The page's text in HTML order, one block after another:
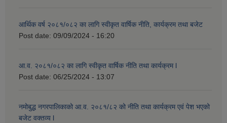
आर्थिक वर्ष २०८१/०८२ का लागि स्वीकृत वार्षिक नीति, कार्यक्रम तथा बजेट
Post date: 09/09/2024 - 16:20
आ.व. २०८१/०८२ का लागि स्वीकृत वार्षिक नीति तथा कार्यक्रम l
Post date: 06/25/2024 - 13:07
नमोबुद्ध नगरपालिकाको आ‍.व. २०८१/८२ को नीति तथा कार्यक्रम एवं पेश भएको
बजेट वक्तव्य l